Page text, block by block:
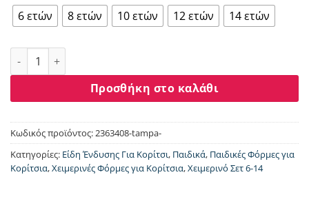
6 ετών 8 ετών 10 ετών 12 ετών 14 ετών
Κολάν κορίτσι Joyce "Double pack" 2τεμ. ταμπά 2363408
Προσθήκη στο καλάθι
Κωδικός προϊόντος:2363408-tampa-
Κατηγορίες: Είδη Ένδυσης Για Κορίτσι, Παιδικά, Παιδικές Φόρμες για
Κορίτσια,Χειμερινές Φόρμες για Κορίτσια,Χειμερινό Σετ 6-14